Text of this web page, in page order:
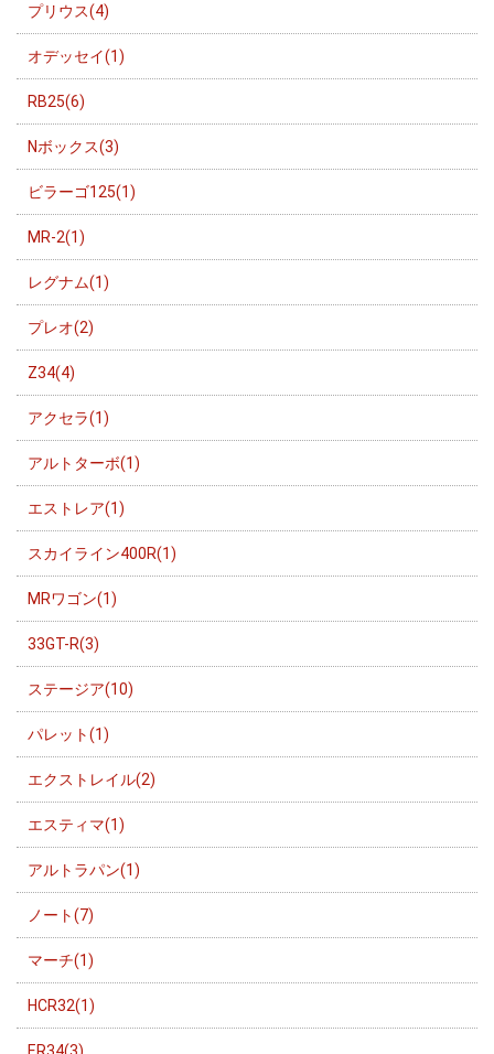
プリウス(4)
オデッセイ(1)
RB25(6)
Nボックス(3)
ビラーゴ125(1)
MR-2(1)
レグナム(1)
プレオ(2)
Z34(4)
アクセラ(1)
アルトターボ(1)
エストレア(1)
スカイライン400R(1)
MRワゴン(1)
33GT-R(3)
ステージア(10)
パレット(1)
エクストレイル(2)
エスティマ(1)
アルトラパン(1)
ノート(7)
マーチ(1)
HCR32(1)